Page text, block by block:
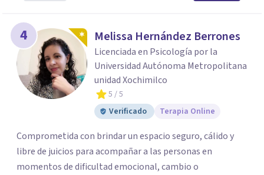
4 Melissa Hernández Berrones
Licenciada en Psicología por la
Universidad Autónoma Metropolitana
unidad Xochimilco
5 / 5
Verificado
Terapia Online
Comprometida con brindar un espacio seguro, cálido y
libre de juicios para acompañar a las personas en
momentos de dificultad emocional, cambio o